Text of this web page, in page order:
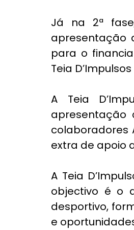
Já na 2ª
apresentação
para o
Teia
A Teia
colaboradores
extra de apoio
A Teia
objectivo é o
desportivo,
e